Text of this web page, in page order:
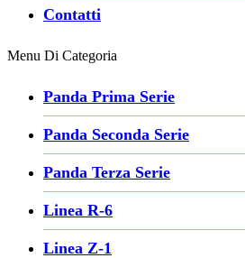
Contatti
Menu Di Categoria
Panda Prima Serie
Panda Seconda Serie
Panda Terza Serie
Linea R-6
Linea Z-1